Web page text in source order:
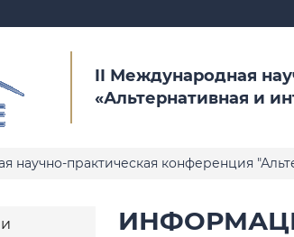
II Международная
«Альтернативная и
научно-практическая конференция